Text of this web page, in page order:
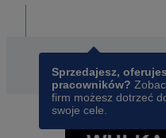
Sprzedajesz,
pracowników?
firm możesz dotrzeć
swoje cele.